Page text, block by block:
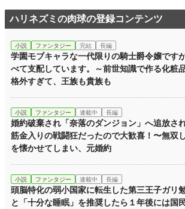
ハリネズミの肉球の登録コンテンツ
小説 ファンタジー 完結 長編
学園モブキャラな一代限りの騎士爵令嬢です
べて支配しています。～前世知識で作る化粧
格外すぎて、王族も貴族も
小説 ファンタジー 連載中 長編
婚約破棄され「奈落のダンジョン」へ追放さ
筋金入りの戦闘狂だったので大歓喜！〜無双
を懐かせてしまい、元婚約
小説 ファンタジー 連載中 長編
頭脳特化の弱小国家に転生した第三王子ガリ
と「十分な睡眠」を推奨したら１年後には国